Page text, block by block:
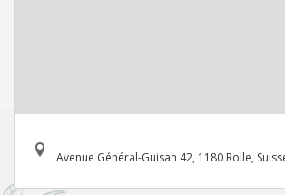
Avenue Général-Guisan 42, 1180 Rolle,